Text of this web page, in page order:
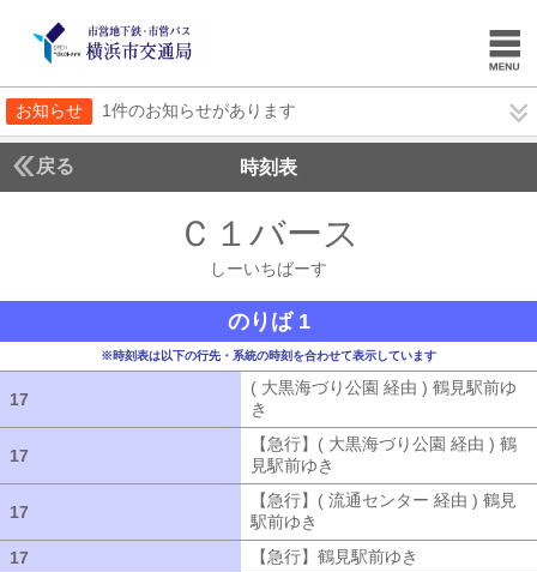
お知らせ 1件のお知らせがあります
戻る 時刻表
Ｃ１バース
しーいちばーす
のりば 1
※時刻表は以下の行先・系統の時刻を合わせて表示しています
17
( 大黒海づり公園 経由 ) 鶴見駅前ゆ
き
17
【急行】( 大黒海づり公園 経由 ) 鶴
見駅前ゆき
17
【急行】( 流通センター 経由 ) 鶴見
駅前ゆき
17
【急行】鶴見駅前ゆき